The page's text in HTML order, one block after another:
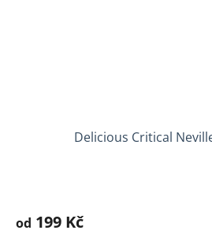
Delicious Critical
produktu
od 199 Kč